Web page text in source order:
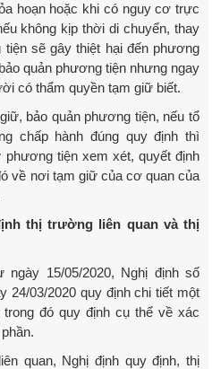
hoạn hoặc khi có nguy cơ trực
không kịp thời di chuyển, thay
sẽ gây thiệt hại đến phương
quản phương tiện nhưng ngay
có thẩm quyền tạm giữ biết.
bảo quản phương tiện, nếu tổ
chấp hành đúng quy định thì
tiện xem xét, quyết định
về nơi tạm giữ của cơ quan của
thị trường liên quan và thị
15/05/2020, Nghị định số
24/03/2020 quy định chi tiết một
trong đó quy định cụ thể về xác
quan, Nghị định quy định, thị